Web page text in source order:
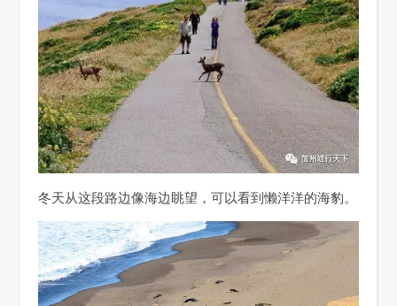
冬天从这段路边像海边眺望，可以看到懒洋洋的海豹。